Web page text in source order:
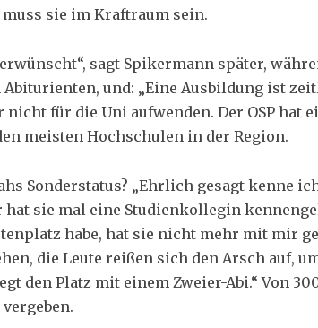
muss sie im Kraftraum sein.
sagt Spikermann später,
und: „Eine Ausbildung ist
für die Uni aufwenden. Der OSP hat
meisten Hochschulen in der Region.
Sonderstatus? „Ehrlich gesagt kenne
hat sie mal eine Studienkollegin
habe, hat sie nicht mehr mit mir
die Leute reißen sich den Arsch auf,
den Platz mit einem Zweier-Abi.“ Von